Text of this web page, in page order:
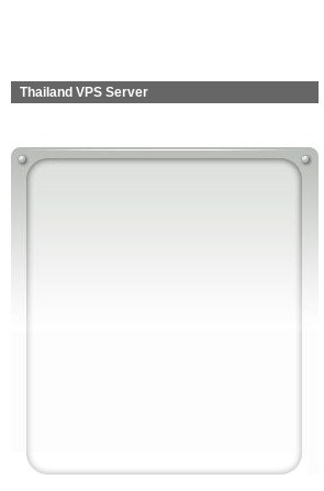
Thailand VPS Server